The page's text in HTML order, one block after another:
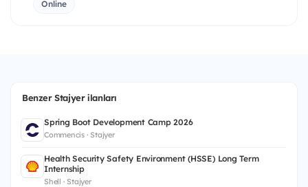
Online
Benzer Stajyer ilanları
Spring Boot Development Camp 2026
Commencis · Stajyer
Health Security Safety Environment (HSSE) Long Term
Internship
Shell · Stajyer